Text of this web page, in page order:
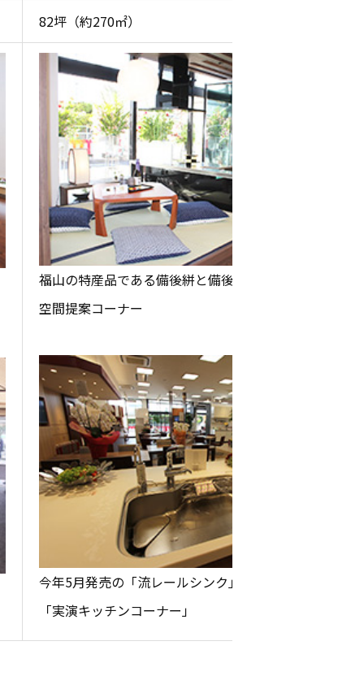
82坪（約270㎡）
福山の特産品である備後絣と備後畳表をとりいれた
空間提案コーナー
今年5月発売の「流レールシンク」を実際に体感できる
「実演キッチンコーナー」